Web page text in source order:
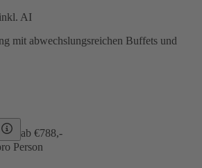
AI
mit abwechslungsreichen Buffets und
ab €788,-
Person